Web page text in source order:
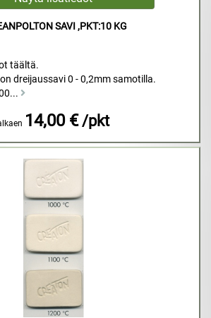
SAVI ,PKT:10 KG
täältä.
dreijaussavi 0 - 0,2mm samotilla.
14,00 € /pkt